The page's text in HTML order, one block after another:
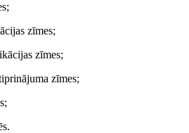
zīmes;
zīmes;
zīmes;